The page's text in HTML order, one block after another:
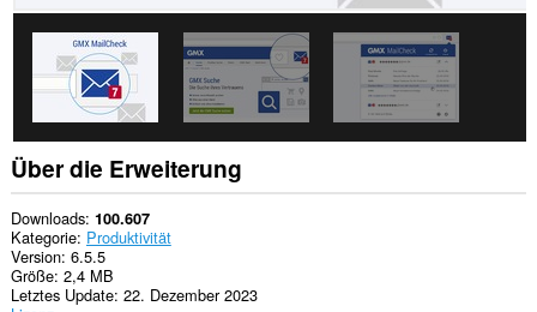
Erweiterung
wird
Erweiterungen
verwalten.
This
extension
can
create
rich
notifications
and
Über die Erweiterung
Downloads 100.607
Kategorie Produktivität
Version 6.5.5
Größe 2,4 MB
Letztes Update 22. Dezember 2023